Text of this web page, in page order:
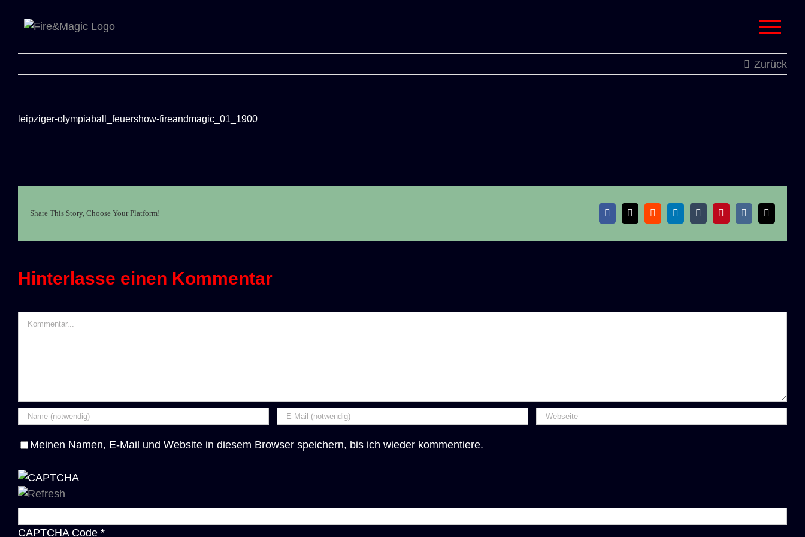
Inhalt
Zurück
leipziger-olympiaball_feuershow-fireandmagic_01_1900
Share This Story, Choose Your Platform! Facebook
X RedditLinkedInTumblrPinterestVk
E-
Mail
Hinterlasse einen Kommentar
Kommentar
Meinen Namen, E-Mail und Website in diesem Browser speichern, bis ich wieder kommentiere.
CAPTCHA Code *